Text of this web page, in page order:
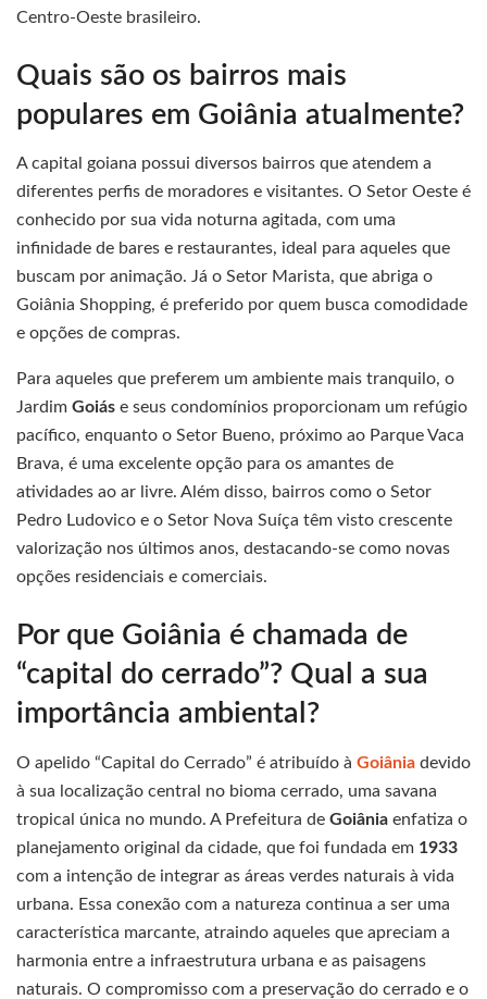
Centro-Oeste brasileiro.
Quais são os bairros mais
populares em Goiânia atualmente?
A capital goiana possui diversos bairros que atendem a
diferentes perfis de moradores e visitantes. O Setor Oeste é
conhecido por sua vida noturna agitada, com uma
infinidade de bares e restaurantes, ideal para aqueles que
buscam por animação. Já o Setor Marista, que abriga o
Goiânia Shopping, é preferido por quem busca comodidade
e opções de compras.
Para aqueles que preferem um ambiente mais tranquilo, o
Jardim Goiás e seus condomínios proporcionam um refúgio
pacífico, enquanto o Setor Bueno, próximo ao Parque Vaca
Brava, é uma excelente opção para os amantes de
atividades ao ar livre. Além disso, bairros como o Setor
Pedro Ludovico e o Setor Nova Suíça têm visto crescente
valorização nos últimos anos, destacando-se como novas
opções residenciais e comerciais.
Por que Goiânia é chamada de
“capital do cerrado”? Qual a sua
importância ambiental?
O apelido “Capital do Cerrado” é atribuído à Goiânia devido
à sua localização central no bioma cerrado, uma savana
tropical única no mundo. A Prefeitura de Goiânia enfatiza o
planejamento original da cidade, que foi fundada em 1933
com a intenção de integrar as áreas verdes naturais à vida
urbana. Essa conexão com a natureza continua a ser uma
característica marcante, atraindo aqueles que apreciam a
harmonia entre a infraestrutura urbana e as paisagens
naturais. O compromisso com a preservação do cerrado e o